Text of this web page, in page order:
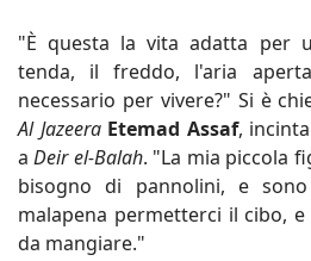
"È questa la vita adatta per
tenda, il freddo, l'aria
necessario per vivere?" Si è
Al Jazeera Etemad Assaf,
aDeir el-Balah. "La mia piccola
bisogno di pannolini, e
malapena permetterci il cibo,
da mangiare."